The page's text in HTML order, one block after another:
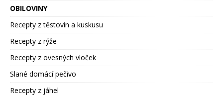
OBILOVINY
Recepty z těstovin a kuskusu
Recepty z rýže
Recepty z ovesných vloček
Slané domácí pečivo
Recepty z jáhel